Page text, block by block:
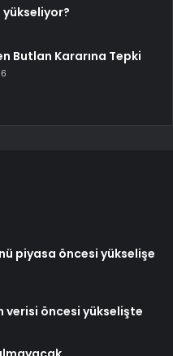
yükseliyor?
Butlan Kararına Tepki
piyasa öncesi yükselişe
verisi öncesi yükselişte